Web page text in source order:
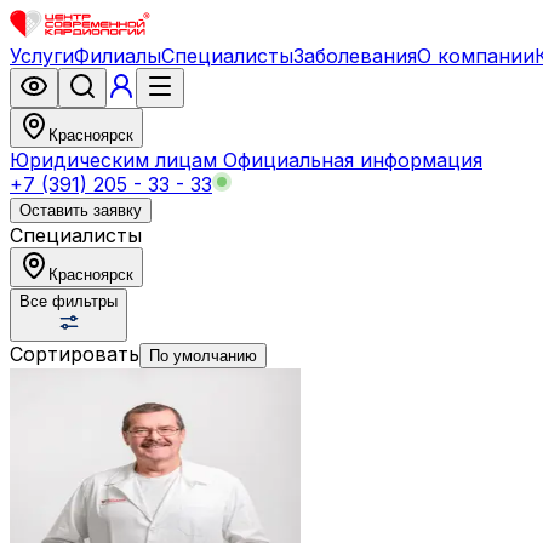
УслугиФилиалыСпециалистыЗаболеванияО компании
Красноярск
Юридическим лицам Официальная информация
+7 (391) 205 - 33 - 33
Оставить заявку
Специалисты
Красноярск
Все фильтры
Сортировать По умолчанию